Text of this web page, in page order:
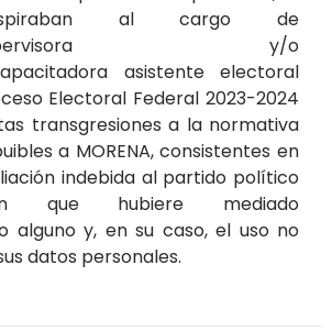
al cargo de
supervisora y/o
asistente electoral
Electoral Federal 2023-2024
transgresiones a la normativa
a MORENA, consistentes en
indebida al partido político
que hubiere mediado
alguno y, en su caso, el uso no
datos personales.